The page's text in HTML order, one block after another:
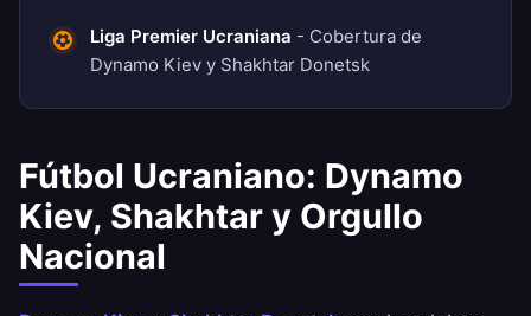
Liga Premier Ucraniana - Cobertura de
Dynamo Kiev y Shakhtar Donetsk
Fútbol Ucraniano: Dynamo
Kiev, Shakhtar y Orgullo
Nacional